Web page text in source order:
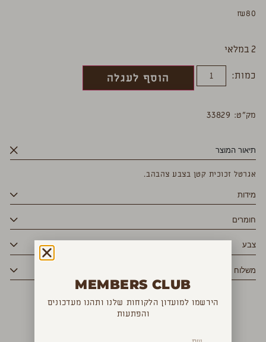
₪80
2 במלאי
כמות:
הוסף לעגלה
מק”ט: 33829
תיאור המוצר
אגרטל זכוכית קטן בצבע צהבהב.
מידות
חומרים
צבע
משלוח
MEMBERS CLUB
הירשמו למועדון הלקוחות שלנו ותהנו מעדכונים
והפתעות